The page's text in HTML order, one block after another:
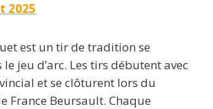
2025
est un tir de tradition se
jeu d’arc. Les tirs débutent avec
et se clôturent lors du
France Beursault. Chaque